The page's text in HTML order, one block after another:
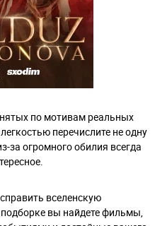
по мотивам реальных
перечислите не одну
огромного обилия всегда
вселенскую
вы найдете фильмы,